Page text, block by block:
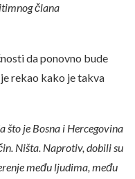
člana
da ponovno bude
rekao kako je takva
što je Bosna i Hercegovina
Ništa. Naprotiv, dobili su
među ljudima, među